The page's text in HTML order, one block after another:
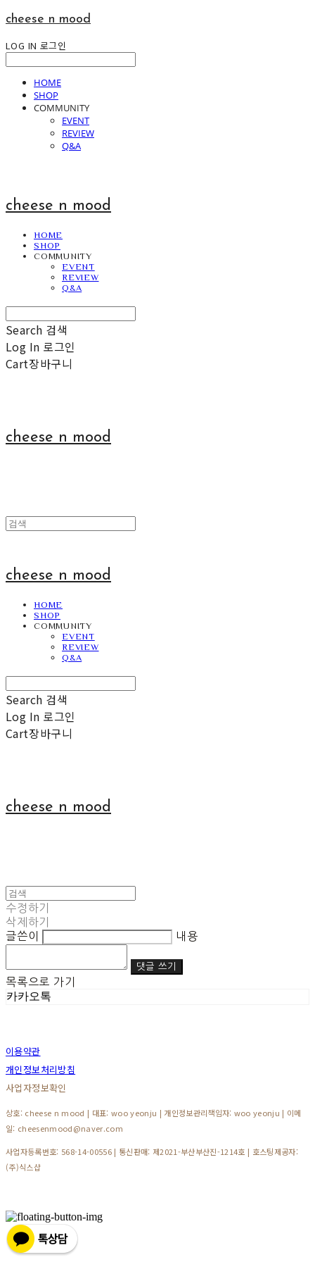
cheese n mood
LOG IN 로그인
HOME
SHOP
COMMUNITY
EVENT
REVIEW
Q&A
cheese n mood
HOME
SHOP
COMMUNITY
EVENT
REVIEW
Q&A
Search 검색
Log In 로그인
Cart장바구니
cheese n mood
cheese n mood
HOME
SHOP
COMMUNITY
EVENT
REVIEW
Q&A
Search 검색
Log In 로그인
Cart장바구니
cheese n mood
수정하기
삭제하기
글쓴이
내용
댓글 쓰기
목록으로 가기
카카오톡
이용약관
개인정보처리방침
사업자정보확인
상호: cheese n mood | 대표: woo yeonju | 개인정보관리책임자: woo yeonju | 이메
일: cheesenmood@naver.com
사업자등록번호: 568-14-00556| 통신판매: 제2021-부산부산진-1214호 | 호스팅제공자:
(주)식스샵